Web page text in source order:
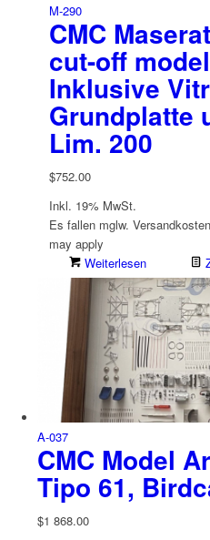
M-290
CMC
cut-off
Inklusive
Grundplatte
Lim. 200
$752.00
Inkl. 19% MwSt.
Es fallen mglw.
may apply
Weiterlesen
A-037
CMC Model
Tipo 61,
$1 868.00